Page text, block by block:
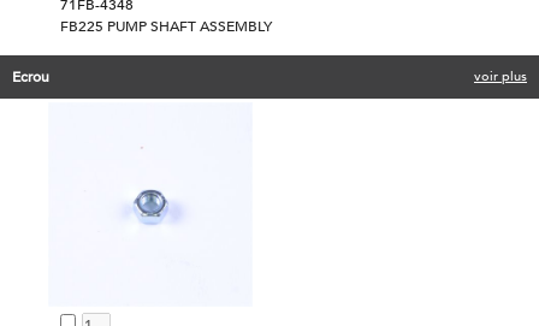
71FB-4348
FB225 PUMP SHAFT ASSEMBLY
Ecrou voir plus